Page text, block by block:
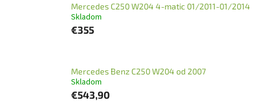
Mercedes C250 W204 4-matic 01/2011-01/2014
Skladom
€355
Mercedes Benz C250 W204 od 2007
Skladom
€543,90